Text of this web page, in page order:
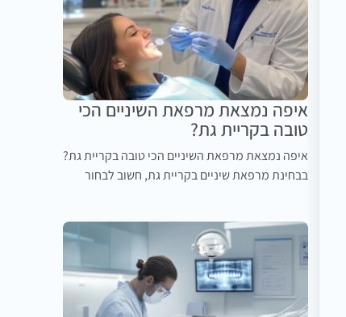
איפה נמצאת מרפאת השיניים הכי
טובה בקריית גת?
איפה נמצאת מרפאת השיניים הכי טובה בקריית גת?
בבחינת מרפאת שיניים בקריית גת, חשוב לבחור